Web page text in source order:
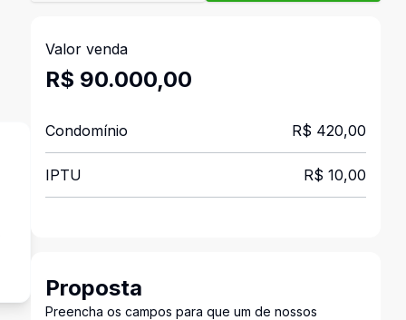
Valor venda
R$ 90.000,00
Condomínio R$ 420,00
IPTU R$ 10,00
Proposta
Preencha os campos para que um de nossos